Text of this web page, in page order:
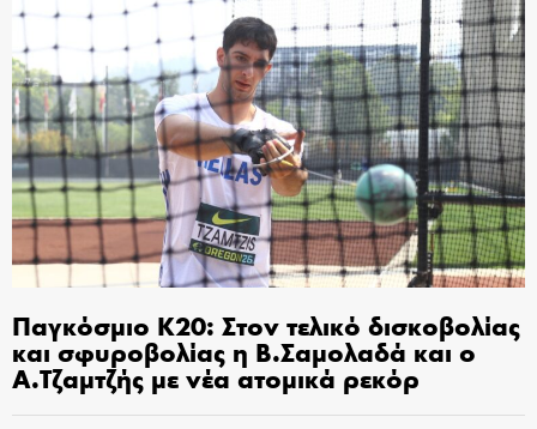
Παγκόσμιο Κ20: Στον τελικό δισκοβολίας
και σφυροβολίας η Β.Σαμολαδά και ο
Α.Τζαμτζής με νέα ατομικά ρεκόρ